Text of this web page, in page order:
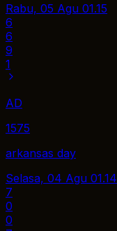
Rabu, 05 Agu 01.15
6
6
9
1
AD
1575
arkansas day
Selasa, 04 Agu 01.14
7
0
0